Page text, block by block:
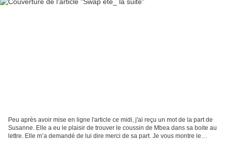
Peu après avoir mise en ligne l'article ce midi, j'ai reçu un mot de la part de
Susanne. Elle a eu le plaisir de trouver le coussin de Mbea dans sa boite au
lettre. Elle m’a demandé de lui dire merci de sa part. Je vous montre le